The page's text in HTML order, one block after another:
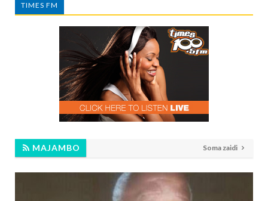
TIMES FM
MAJAMBO Soma zaidi